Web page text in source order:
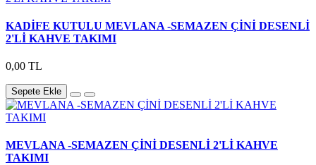
KADİFE KUTULU MEVLANA -SEMAZEN ÇİNİ DESENLİ
2'Lİ KAHVE TAKIMI
0,00 TL
Sepete Ekle
MEVLANA -SEMAZEN ÇİNİ DESENLİ 2'Lİ KAHVE
TAKIMI